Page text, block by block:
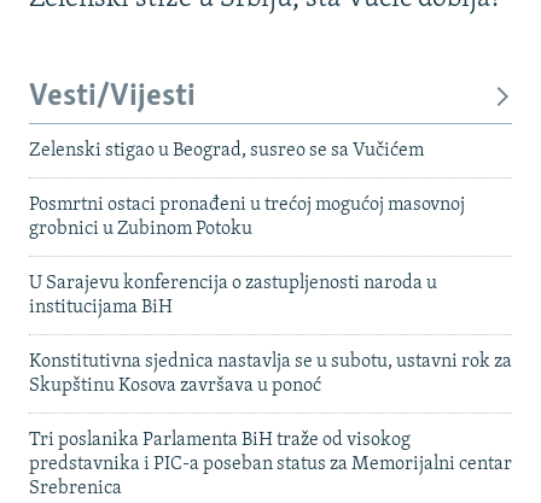
Vesti/Vijesti
Zelenski stigao u Beograd, susreo se sa Vučićem
Posmrtni ostaci pronađeni u trećoj mogućoj masovnoj
grobnici u Zubinom Potoku
U Sarajevu konferencija o zastupljenosti naroda u
institucijama BiH
Konstitutivna sjednica nastavlja se u subotu, ustavni rok za
Skupštinu Kosova završava u ponoć
Tri poslanika Parlamenta BiH traže od visokog
predstavnika i PIC-a poseban status za Memorijalni centar
Srebrenica